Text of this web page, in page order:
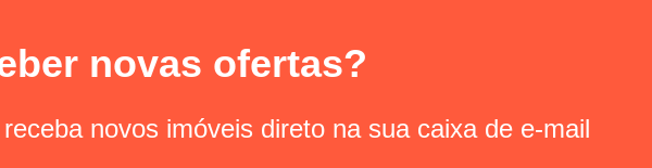
novas ofertas?
novos imóveis direto na sua caixa de e-mail